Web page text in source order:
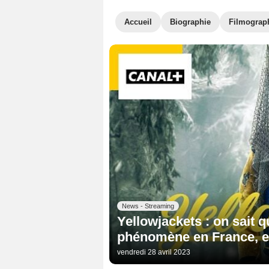
Accueil Biographie
News - Streaming
Yellowjackets : on sait
phénomène en France,
vendredi 28 avril 2023